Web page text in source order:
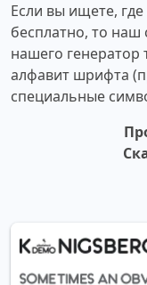
Если вы ищете,
бесплатно, то
нашего генератор
алфавит шрифта
специальные